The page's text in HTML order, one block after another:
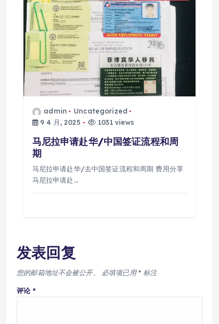
admin
Uncategorized
9 4 月, 2025
1031 views
马尼拉申请赴华/中国签证流程和周
期
马尼拉申请赴华/去中国签证流程和周期 费用分享
马尼拉申请赴…
发表回复
您的邮箱地址不会被公开。 必填项已用* 标注
评论 *